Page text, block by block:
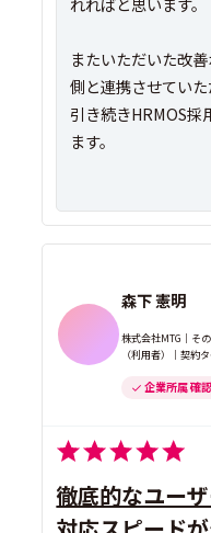
またいただいた改
側と連携させていた
引き続きHRMOS採
ます。
森下 憲明
株式会社MTG｜そ
（利用者）｜契約
企業所属 確
徹底的なユー